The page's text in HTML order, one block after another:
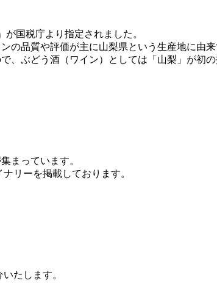
国税庁より指定されました。
の品質や評価が主に山梨県という生産地に由来
、ぶどう酒（ワイン）としては「山梨」が初の
まっています。
リーを掲載しております。
たします。